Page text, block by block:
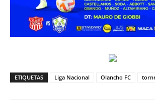
ETIQUETAS Liga Nacional Olancho FC